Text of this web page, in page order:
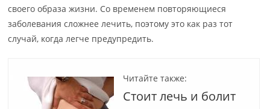
своего образа жизни. Со временем повторяющиеся
заболевания сложнее лечить, поэтому это как раз тот
случай, когда легче предупредить.
Читайте также:
Стоит лечь и болит